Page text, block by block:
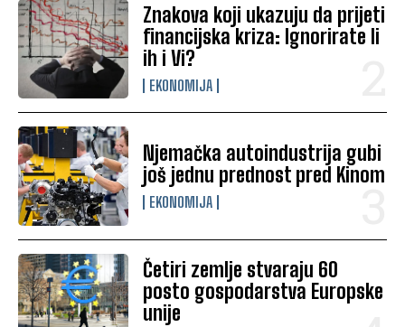
Znakova koji ukazuju da prijeti
financijska kriza: Ignorirate li
ih i Vi?
EKONOMIJA
Njemačka autoindustrija gubi
još jednu prednost pred Kinom
EKONOMIJA
Četiri zemlje stvaraju 60
posto gospodarstva Europske
unije